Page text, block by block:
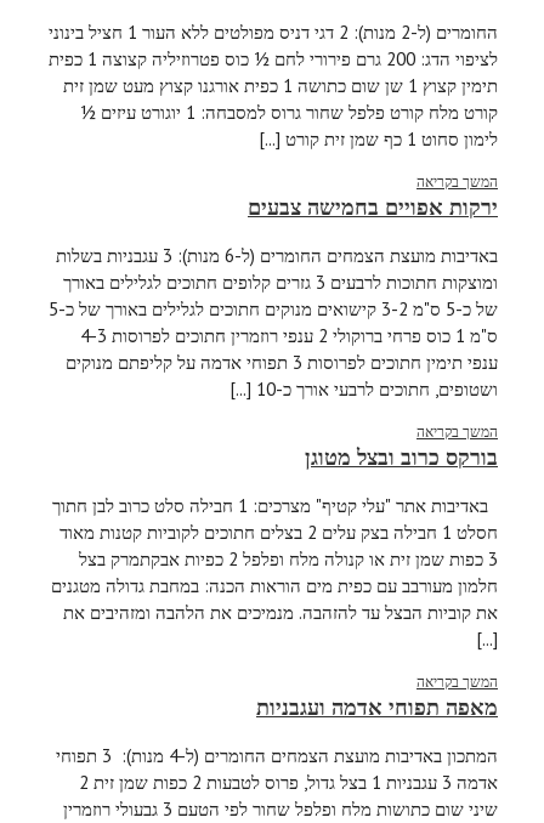
החומרים (ל-2 מנות): 2 דגי דניס מפולטים ללא העור 1 חציל בינוני
לציפוי הדג: 200 גרם פירורי לחם ½ כוס פטרוזיליה קצוצה 1 כפית
תימין קצוץ 1 שן שום כתושה 1 כפית אורגנו קצוץ מעט שמן זית
קורט מלח קורט פלפל שחור גרוס למסבחה: 1 יוגורט עיזים ½
לימון סחוט 1 כף שמן זית קורט [...]
המשך בקריאה
ירקות אפויים בחמישה צבעים
באדיבות מועצת הצמחים החומרים (ל-6 מנות): 3 עגבניות בשלות
ומוצקות חתוכות לרבעים 3 גזרים קלופים חתוכים לגלילים באורך
של כ-5 ס"מ 3-2 קישואים מנוקים חתוכים לגלילים באורך של כ-5
ס"מ 1 כוס פרחי ברוקולי 2 ענפי רוזמרין חתוכים לפרוסות 4-3
ענפי תימין חתוכים לפרוסות 3 תפוחי אדמה על קליפתם מנוקים
ושטופים, חתוכים לרבעי אורך כ-10 [...]
המשך בקריאה
בורקס כרוב ובצל מטוגן
באדיבות אתר "עלי קטיף" מצרכים: 1 חבילה סלט כרוב לבן חתוך
חסלט 1 חבילה בצק עלים 2 בצלים חתוכים לקוביות קטנות מאוד
3 כפות שמן זית או קנולה מלח ופלפל 2 כפיות אבקתמרק בצל
חלמון מעורבב עם כפית מים הוראות הכנה: במחבת גדולה מטגנים
את קוביות הבצל עד להזהבה. מנמיכים את הלהבה ומזהיבים את
[...]
המשך בקריאה
מאפה תפוחי אדמה ועגבניות
המתכון באדיבות מועצת הצמחים החומרים (ל-4 מנות): 3 תפוחי
אדמה 3 עגבניות 1 בצל גדול, פרוס לטבעות 2 כפות שמן זית 2
שיני שום כתושות מלח ופלפל שחור לפי הטעם 3 גבעולי רוזמרין